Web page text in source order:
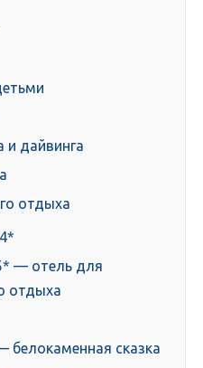
и дайвинга
отдыха
— отель для
отдыха
белокаменная сказка